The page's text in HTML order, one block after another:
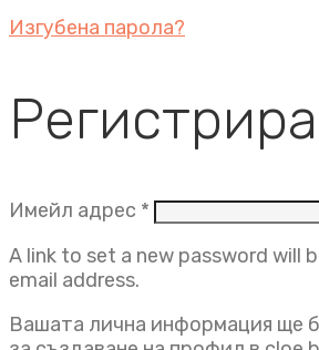
Изгубена парола?
Имейл адрес * Задължително
A link to set a new password will
email address.
Вашата лична информация ще